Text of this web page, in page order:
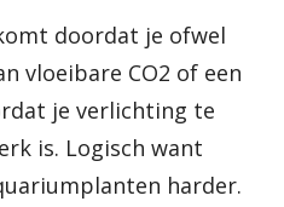
doordat je ofwel
vloeibare CO2 of een
je verlichting te
is. Logisch want
harder.